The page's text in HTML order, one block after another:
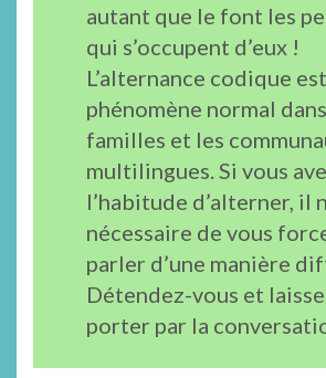
autant que le font les
qui s’occupent d’eux !
L’alternance codique
phénomène normal
familles et les
multilingues. Si vous
l’habitude d’alterner, il
nécessaire de vous
parler d’une manière
Détendez-vous et
porter par la